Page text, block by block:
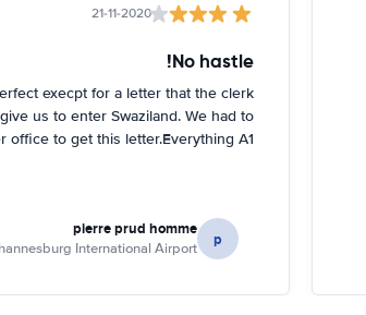
21-11-2020
No hastle!
execpt for a letter that the clerk
us to enter Swaziland. We had to
office to get this letter.Everything A1
p
pierre prud homme
International Airport